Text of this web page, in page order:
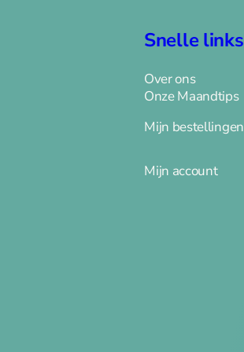
No. 64 kunststof wit
Snelle links
Over ons
Onze Maandtips
Mijn bestellingen
Mijn account